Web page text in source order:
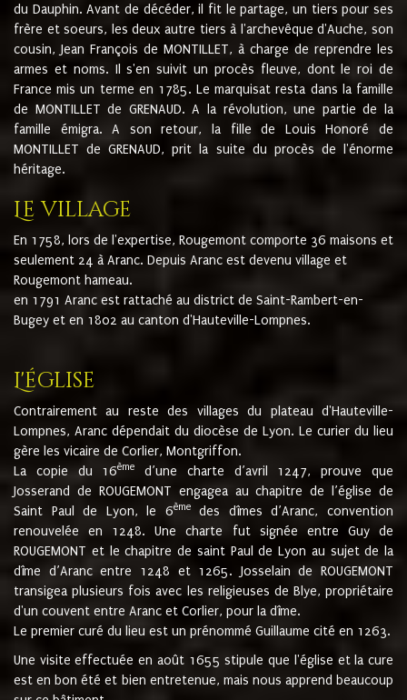
du Dauphin. Avant de décéder, il fit le partage, un tiers pour ses
frère et soeurs, les deux autre tiers à l'archevêque d'Auche, son
cousin, Jean François de MONTILLET, à charge de reprendre les
armes et noms. Il s'en suivit un procès fleuve, dont le roi de
France mis un terme en 1785. Le marquisat resta dans la famille
de MONTILLET de GRENAUD. A la révolution, une partie de la
famille émigra. A son retour, la fille de Louis Honoré de
MONTILLET de GRENAUD, prit la suite du procès de l'énorme
héritage.
Le village
En 1758, lors de l'expertise, Rougemont comporte 36 maisons et
seulement 24 à Aranc. Depuis Aranc est devenu village et
Rougemont hameau.
en 1791 Aranc est rattaché au district de Saint-Rambert-en-
Bugey et en 1802 au canton d'Hauteville-Lompnes.
L'église
Contrairement au reste des villages du plateau d'Hauteville-
Lompnes, Aranc dépendait du diocèse de Lyon. Le curier du lieu
gère les vicaire de Corlier, Montgriffon.
La copie du 16ème
d’une charte d’avril 1247, prouve que
Josserand de ROUGEMONT engagea au chapitre de l’église de
Saint Paul de Lyon, le 6èmedes dîmes d’Aranc, convention
renouvelée en 1248. Une charte fut signée entre Guy de
ROUGEMONT et le chapitre de saint Paul de Lyon au sujet de la
dîme d’Aranc entre 1248 et 1265. Josselain de ROUGEMONT
transigea plusieurs fois avec les religieuses de Blye, propriétaire
d'un couvent entre Aranc et Corlier, pour la dîme.
Le premier curé du lieu est un prénommé Guillaume cité en 1263.
Une visite effectuée en août 1655 stipule que l'église et la cure
est en bon été et bien entretenue, mais nous apprend beaucoup